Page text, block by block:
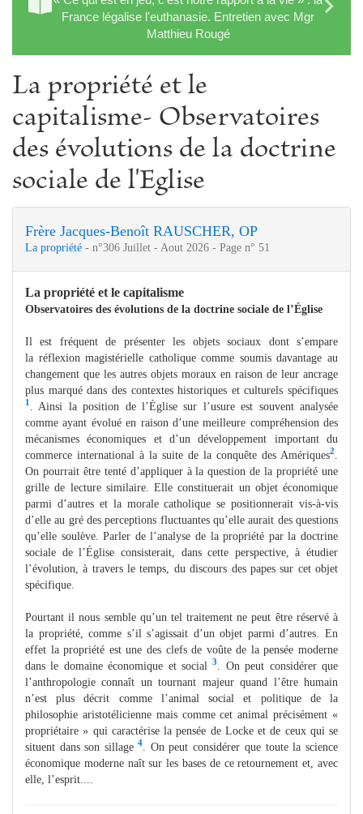
France légalise l'euthanasie. Entretien avec Mgr
Matthieu Rougé
La propriété et le
capitalisme- Observatoires
des évolutions de la doctrine
sociale de l'Eglise
Frère Jacques-Benoît RAUSCHER, OP
La propriété - n°306 Juillet - Aout 2026 - Page n° 51
La propriété et le capitalisme
Observatoires des évolutions de la doctrine sociale de l’Église
Il est fréquent de présenter les objets sociaux dont s’empare
la réflexion magistérielle catholique comme soumis davantage au
changement que les autres objets moraux en raison de leur ancrage
plus marqué dans des contextes historiques et culturels spécifiques
1
. Ainsi la position de l’Église sur l’usure est souvent analysée
comme ayant évolué en raison d’une meilleure compréhension des
mécanismes économiques et d’un développement important du
commerce international à la suite de la conquête des Amériques2
On pourrait être tenté d’appliquer à la question de la propriété une
grille de lecture similaire. Elle constituerait un objet économique
parmi d’autres et la morale catholique se positionnerait vis-à-vis
d’elle au gré des perceptions fluctuantes qu’elle aurait des questions
qu’elle soulève. Parler de l’analyse de la propriété par la doctrine
sociale de l’Église consisterait, dans cette perspective, à étudier
l’évolution, à travers le temps, du discours des papes sur cet objet
spécifique.
Pourtant il nous semble qu’un tel traitement ne peut être réservé à
la propriété, comme s’il s’agissait d’un objet parmi d’autres. En
effet la propriété est une des clefs de voûte de la pensée moderne
dans le domaine économique et social3
. On peut considérer que
l’anthropologie connaît un tournant majeur quand l’être humain
n’est plus décrit comme l’animal social et politique de la
philosophie aristotélicienne mais comme cet animal précisément «
propriétaire » qui caractérise la pensée de Locke et de ceux qui se
situent dans son sillage 4. On peut considérer que toute la science
économique moderne naît sur les bases de ce retournement et, avec
elle, l’esprit....